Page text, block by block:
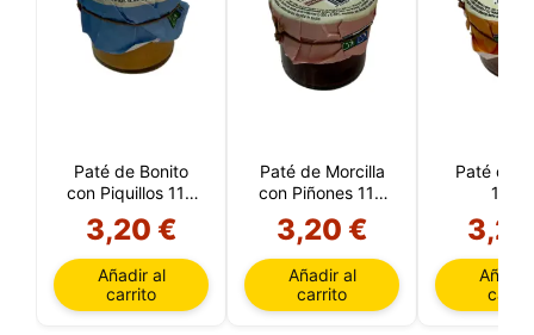
Paté de Bonito
con Piquillos 110
g
3,20 €
Añadir al
carrito
Paté de Morcilla
con Piñones 110
g
3,20 €
Añadir al
carrito
Paté de
110 g
Añadir